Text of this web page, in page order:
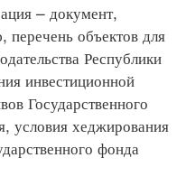
– документ,
объектов для
Республики
инвестиционной
Государственного
условия хеджирования
фонда